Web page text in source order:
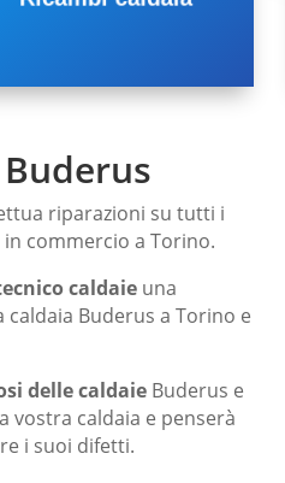
Un magazzino con oltre 6.000
riparazioni su tutti i
commercio a Torino.
caldaie una
Buderus a Torino e
delle caldaie Buderus e
vostra caldaia e penserà
i suoi difetti.